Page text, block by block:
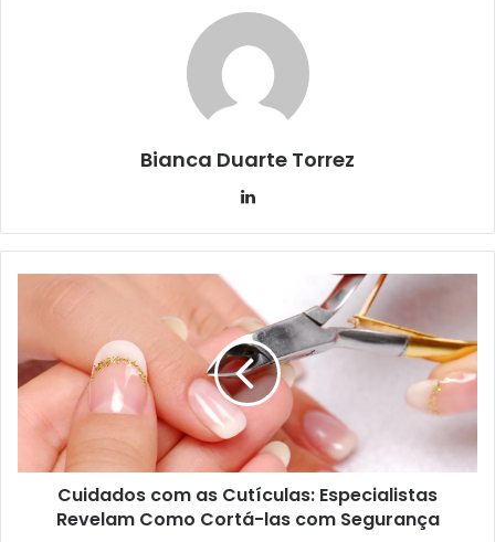
Bianca Duarte Torrez
Cuidados com as Cutículas: Especialistas
Revelam Como Cortá-las com Segurança